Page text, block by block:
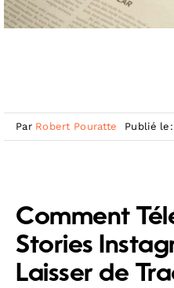
Par Robert Pouratte Publié
Comment
Stories
Laisser de